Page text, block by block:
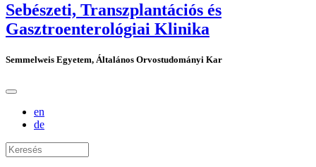
Sebészeti, Transzplantációs és
Gasztroenterológiai Klinika
Semmelweis Egyetem, Általános Orvostudományi Kar
en
de